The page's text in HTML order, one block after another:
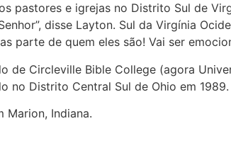
pastores e igrejas no Distrito Sul de
disse Layton. Sul da Virgínia
parte de quem eles são! Vai ser
de Circleville Bible College (agora
no Distrito Central Sul de Ohio em 1989.
Marion, Indiana.